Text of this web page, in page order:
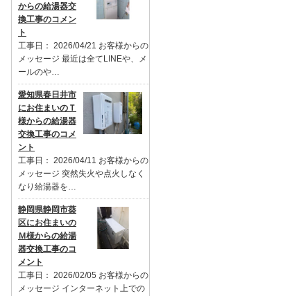
からの給湯器交
換工事のコメン
ト
工事日： 2026/04/21 お客様からの
メッセージ 最近は全てLINEや、メ
ールのや…
愛知県春日井市
にお住まいのＴ
様からの給湯器
交換工事のコメ
ント
工事日： 2026/04/11 お客様からの
メッセージ 突然失火や点火しなく
なり給湯器を…
静岡県静岡市葵
区にお住まいの
Ｍ様からの給湯
器交換工事のコ
メント
工事日： 2026/02/05 お客様からの
メッセージ インターネット上での